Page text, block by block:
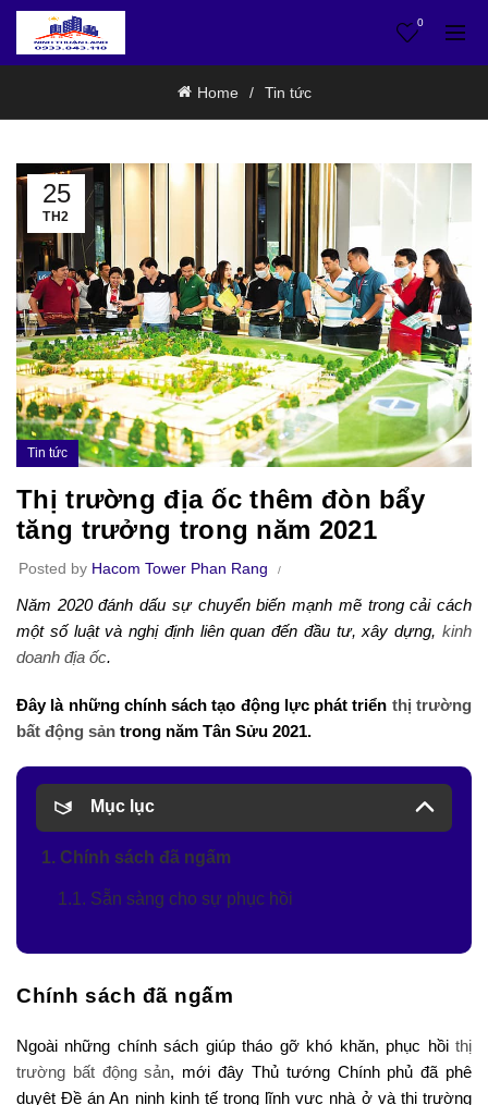
0
Home Tin tức
25
TH2
Tin tức
Thị trường địa ốc thêm đòn bẩy
tăng trưởng trong năm 2021
Posted by Hacom Tower Phan Rang
Năm 2020 đánh dấu sự chuyển biến mạnh mẽ trong cải cách
một số luật và nghị định liên quan đến đầu tư, xây dựng, kinh
doanh địa ốc.
Đây là những chính sách tạo động lực phát triển thị trường
bất động sản trong năm Tân Sửu 2021.
Mục lục
1. Chính sách đã ngấm
1.1. Sẵn sàng cho sự phục hồi
Chính sách đã ngấm
Ngoài những chính sách giúp tháo gỡ khó khăn, phục hồi thị
trường bất động sản, mới đây Thủ tướng Chính phủ đã phê
duyệt Đề án An ninh kinh tế trong lĩnh vực nhà ở và thị trường